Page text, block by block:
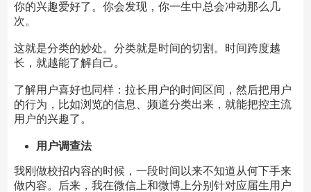
你的兴趣爱好了。你会发现，你一生中总会冲动那么几
次。
这就是分类的妙处。分类就是时间的切割。时间跨度越
长，就越能了解自己。
了解用户喜好也同样：拉长用户的时间区间，然后把用户
的行为，比如浏览的信息、频道分类出来，就能把控主流
用户的兴趣了。
用户调查法
我刚做校招内容的时候，一段时间以来不知道从何下手来
做内容。后来，我在微信上和微博上分别针对应届生用户